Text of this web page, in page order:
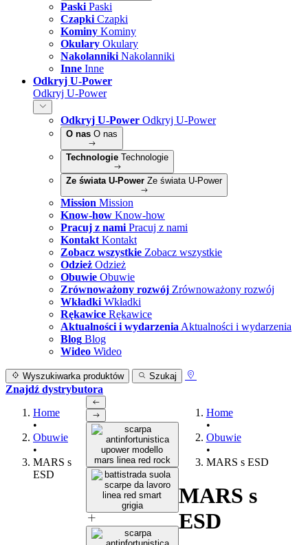
Paski Paski
Czapki Czapki
Kominy Kominy
Okulary Okulary
Nakolanniki Nakolanniki
Inne Inne
Odkryj U-Power
Odkryj U-Power
Odkryj U-Power Odkryj U-Power
O nas O nas
Technologie Technologie
Ze świata U-Power Ze świata U-Power
Mission Mission
Know-how Know-how
Pracuj z nami Pracuj z nami
Kontakt Kontakt
Zobacz wszystkie Zobacz wszystkie
Odzież Odzież
Obuwie Obuwie
Zrównoważony rozwój Zrównoważony rozwój
Wkładki Wkładki
Rękawice Rękawice
Aktualności i wydarzenia Aktualności i wydarzenia
Blog Blog
Wideo Wideo
Wyszukiwarka produktów Szukaj
Znajdź dystrybutora
Home
•
Obuwie
•
MARS s
ESD
Home
•
Obuwie
•
MARS s ESD
MARS s
ESD